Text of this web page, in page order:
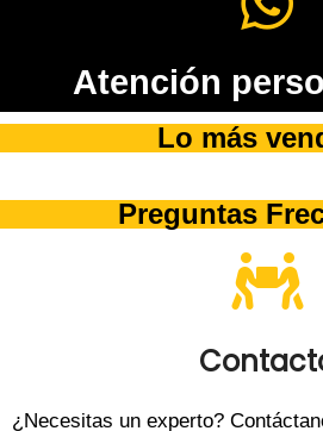
Atención
Lo más
Preguntas
¿Necesitas un experto?